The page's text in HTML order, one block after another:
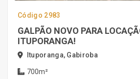
Código 2983
GALPÃO NOVO PARA
ITUPORANGA!
Ituporanga, Gabiroba
700m²